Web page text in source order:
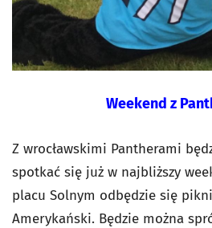
Weekend z
Z wrocławskimi Pantherami
spotkać się już w najbliższy
placu Solnym odbędzie się
Amerykański. Będzie można